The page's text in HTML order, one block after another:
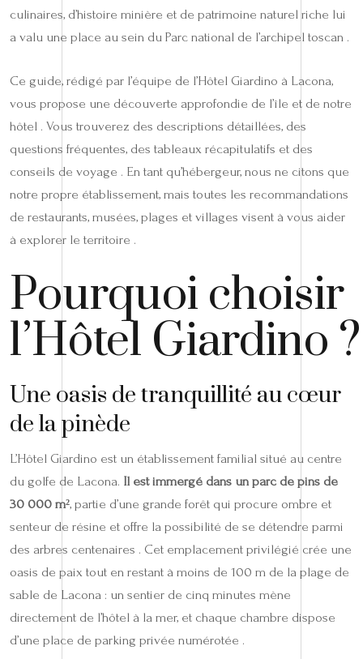
culinaires, d’histoire minière et de patrimoine naturel riche lui
a valu une place au sein du Parc national de l’archipel toscan .
Ce guide, rédigé par l’équipe de l’Hôtel Giardino à Lacona,
vous propose une découverte approfondie de l’île et de notre
hôtel . Vous trouverez des descriptions détaillées, des
questions fréquentes, des tableaux récapitulatifs et des
conseils de voyage . En tant qu’hébergeur, nous ne citons que
notre propre établissement, mais toutes les recommandations
de restaurants, musées, plages et villages visent à vous aider
à explorer le territoire .
Pourquoi choisir
l’Hôtel Giardino ?
Une oasis de tranquillité au cœur
de la pinède
L’Hôtel Giardino est un établissement familial situé au centre
du golfe de Lacona. Il est immergé dans un parc de pins de
30 000 m², partie d’une grande forêt qui procure ombre et
senteur de résine et offre la possibilité de se détendre parmi
des arbres centenaires . Cet emplacement privilégié crée une
oasis de paix tout en restant à moins de 100 m de la plage de
sable de Lacona : un sentier de cinq minutes mène
directement de l’hôtel à la mer, et chaque chambre dispose
d’une place de parking privée numérotée .